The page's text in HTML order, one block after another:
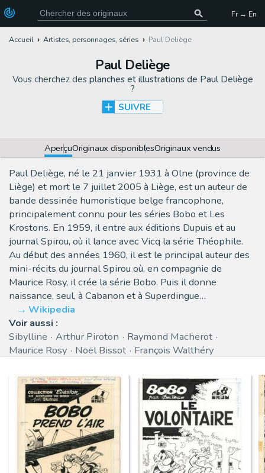
Fr → En
Accueil Artistes, personnages, séries Paul Deliège
Paul Deliège
Vous cherchez des planches et illustrations de Paul Deliège
?
SUIVRE
AperçuOriginaux disponiblesOriginaux vendus
Paul Deliège, né le 21 janvier 1931 à Olne (province de
Liège) et mort le 7 juillet 2005 à Liège, est un auteur de
bande dessinée humoristique belge francophone,
principalement connu pour les séries Bobo et Les
Krostons. En 1959, il entre aux éditions Dupuis et au
journal Spirou, où il lance avec Vicq la série Théophile.
Au début des années 1960, il est le principal auteur des
mini-récits du journal Spirou où, en compagnie de
Maurice Rosy, il crée la série Bobo. Puis il donne
naissance, seul, à Cabanon et à Superdingue…
Wikipedia
Voir aussi :
Sibylline
Arthur Piroton
Raymond Macherot
Maurice Rosy
Noël Bissot François Walthéry